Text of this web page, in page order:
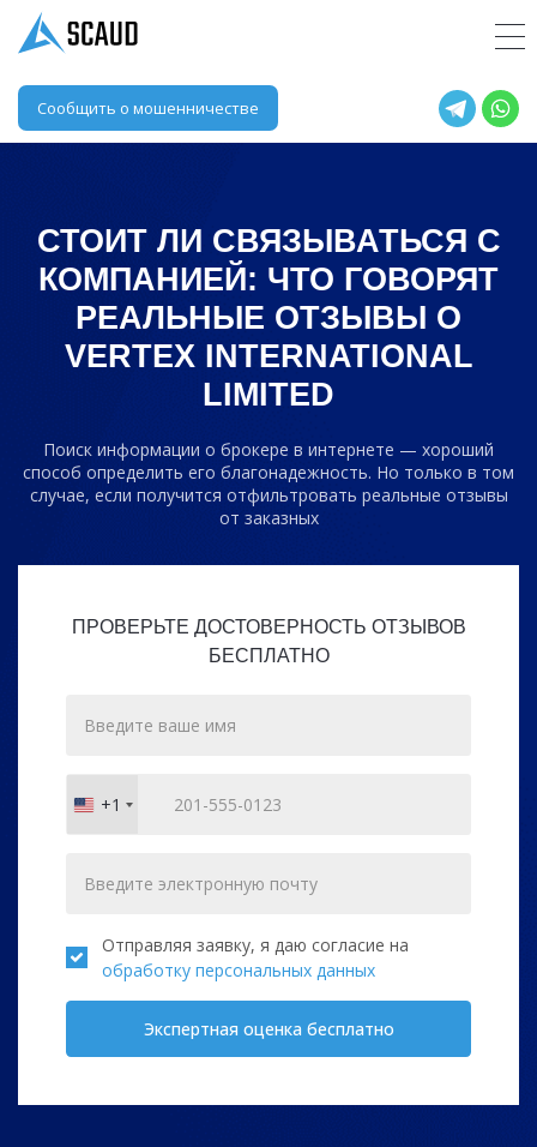
Сообщить о мошенничестве
СТОИТ ЛИ СВЯЗЫВАТЬСЯ С
КОМПАНИЕЙ: ЧТО ГОВОРЯТ
РЕАЛЬНЫЕ ОТЗЫВЫ О
VERTEX INTERNATIONAL
LIMITED
Поиск информации о брокере в интернете — хороший
способ определить его благонадежность. Но только в том
случае, если получится отфильтровать реальные отзывы
от заказных
ПРОВЕРЬТЕ ДОСТОВЕРНОСТЬ ОТЗЫВОВ
БЕСПЛАТНО
United
States
+1
Отправляя заявку, я даю согласие на
обработку персональных данных
Экспертная оценка бесплатно